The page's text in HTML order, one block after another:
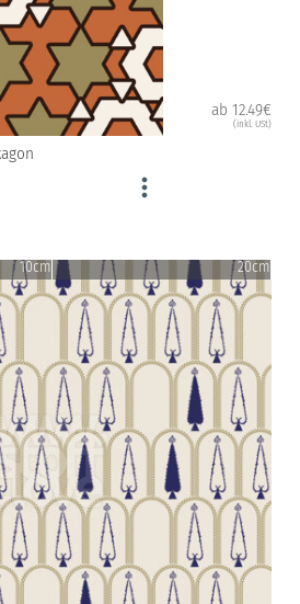
ab 12.49€
(inkl. USt)
10cm 20cm